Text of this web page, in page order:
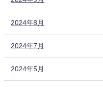
2024年8月
2024年7月
2024年5月